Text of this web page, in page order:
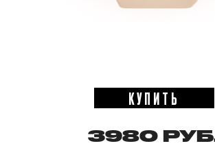
КУПИТЬ
3980